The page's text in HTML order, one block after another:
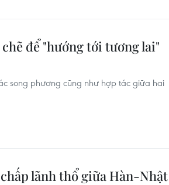
để "hướng tới tương lai"
song phương cũng như hợp tác giữa hai
lãnh thổ giữa Hàn-Nhật